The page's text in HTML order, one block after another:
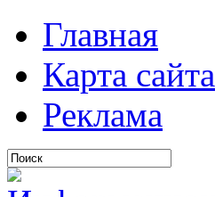
Главная
Карта сайта
Реклама